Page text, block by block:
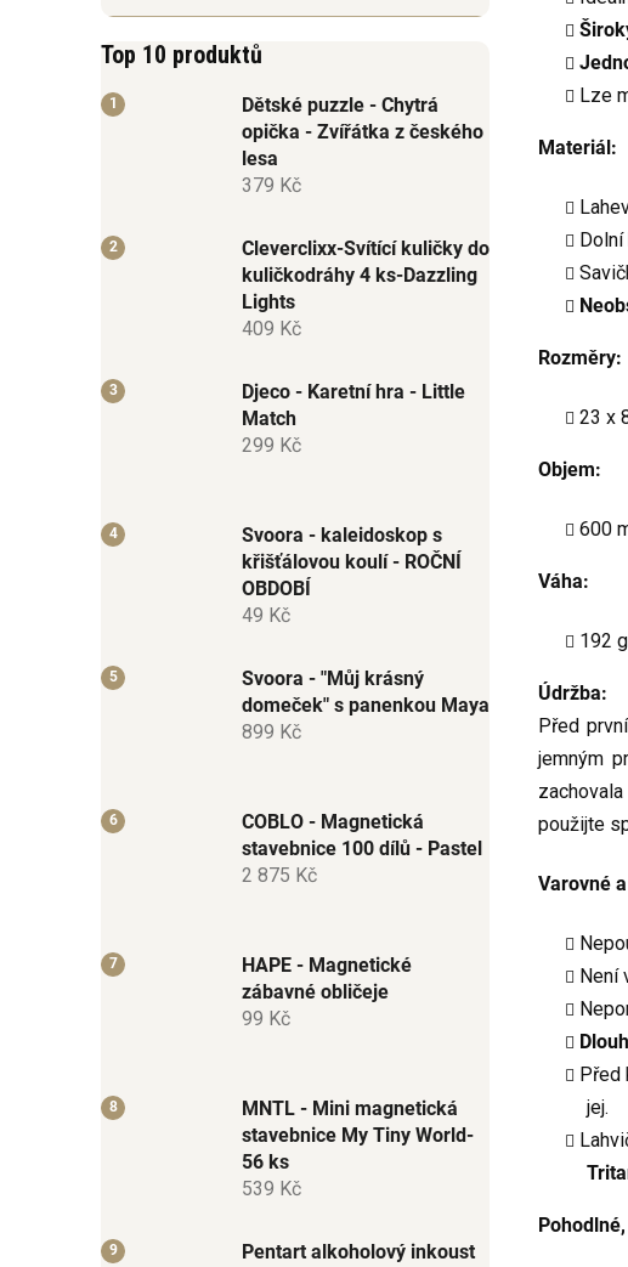
Top 10 produktů
Dětské puzzle - Chytrá
opička - Zvířátka z českého
lesa
379 Kč
Cleverclixx-Svítící kuličky do
kuličkodráhy 4 ks-Dazzling
Lights
409 Kč
Djeco - Karetní hra - Little
Match
299 Kč
Svoora - kaleidoskop s
křišťálovou koulí - ROČNÍ
OBDOBÍ
49 Kč
Svoora - "Můj krásný
domeček" s panenkou Maya
899 Kč
COBLO - Magnetická
stavebnice 100 dílů - Pastel
2 875 Kč
HAPE - Magnetické
zábavné obličeje
99 Kč
MNTL - Mini magnetická
stavebnice My Tiny World-
56 ks
539 Kč
Pentart alkoholový inkoust
Lze
Materiál:
Rozměry:
23 x
Objem:
600
Váha:
192 g
Údržba:
Před
jemným
použijte
Varovné
Není
Před
jej.